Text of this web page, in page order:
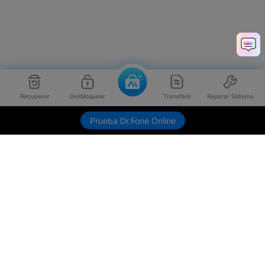
Recuperar Desbloquear Transferir Reparar Sistema
Prueba Dr.Fone Online
Envíame link de descarga